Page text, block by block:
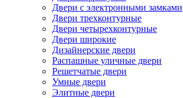
Двери с электронными замками
Двери трехконтурные
Двери четырехконтурные
Двери широкие
Дизайнерские двери
Распашные уличные двери
Решетчатые двери
Умные двери
Элитные двери